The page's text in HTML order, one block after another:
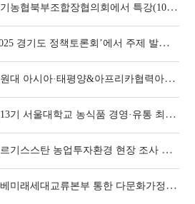
김동환 원장, 경기농협북부조합장협의회에서 특강(1058호)
김동환 원장, ‘2025 경기도 정책토론회’에서 주제 발표(1056호)
김동환 원장, 강원대 아시아·태평양&아프리카협력아카데미에서 강의(1054호)
김동환 원장, 제13기 서울대학교 농식품 경영·유통 최고위과정 해외현장교육 인솔(1052호
김동환 원장, 키르기스스탄 농업투자환경 현장 조사 다녀와(1050호)
김동환 원장, 한베미래세대교류본부 통한 다문화가정 정착 지원 교육 실시(1046호)